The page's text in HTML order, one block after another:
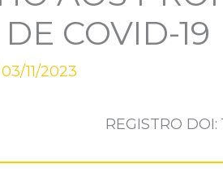
COVID-19
03/11/2023
REGISTRO DOI: